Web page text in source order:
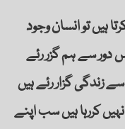
ہیں تو انسان وجود
دور سے ہم گزر رئے
زندگی گزار رئے ہیں
کررہا ہیں سب اپنے